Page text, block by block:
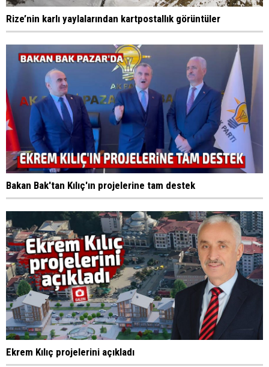
Rize’nin karlı yaylalarından kartpostallık görüntüler
Bakan Bak'tan Kılıç'ın projelerine tam destek
Ekrem Kılıç projelerini açıkladı